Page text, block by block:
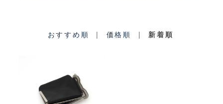
おすすめ順 | 価格順 | 新着順